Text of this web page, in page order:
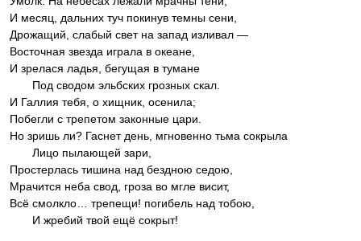
И месяц, дальних туч покинув темны сени,
Дрожащий, слабый свет на запад изливал —
Восточная звезда играла в океане,
И зрелася ладья, бегущая в тумане
Под сводом эльбских грозных скал.
И Галлия тебя, о хищник, осенила;
Побегли с трепетом законные цари.
Но зришь ли? Гаснет день, мгновенно тьма сокрыла
Лицо пылающей зари,
Простерлась тишина над бездною седою,
Мрачится неба свод, гроза во мгле висит,
Всё смолкло… трепещи! погибель над тобою,
И жребий твой ещё сокрыт!